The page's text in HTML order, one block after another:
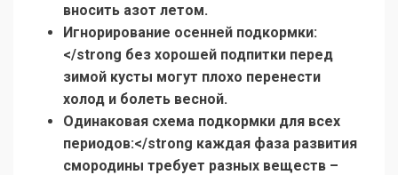
вносить азот летом.
Игнорирование осенней подкормки:
</strong без хорошей подпитки перед
зимой кусты могут плохо перенести
холод и болеть весной.
Одинаковая схема подкормки для всех
периодов:</strong каждая фаза развития
смородины требует разных веществ –